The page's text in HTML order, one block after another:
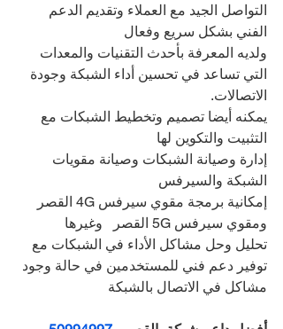
التواصل الجيد مع العملاء وتقديم الدعم
الفني بشكل سريع وفعال
ولديه المعرفة بأحدث التقنيات والمعدات
التي تساعد في تحسين أداء الشبكة وجودة
الاتصالات.
يمكنه أيضا تصميم وتخطيط الشبكات مع
التثبيت والتكوين لها
إدارة وصيانة الشبكات وصيانة مقويات
الشبكة والسيرفس
إمكانية برمجة مقوي سيرفس 4G القصر
ومقوي سيرفس 5G القصر   وغيرها
تحليل وحل مشاكل الأداء في الشبكات مع
توفير دعم فني للمستخدمين في حالة وجود
مشاكل في الاتصال بالشبكة